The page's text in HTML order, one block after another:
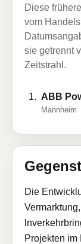
Diese
vom
sie getrennt
Zeitstrahl.
ABB
Mannheim
Die
Projekten im